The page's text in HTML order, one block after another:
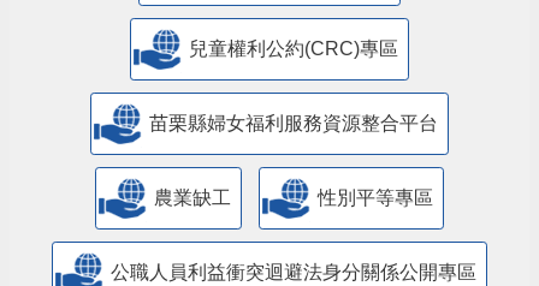
兒童權利公約(CRC)專區
苗栗縣婦女福利服務資源整合平台
農業缺工 性別平等專區
公職人員利益衝突迴避法身分關係公開專區